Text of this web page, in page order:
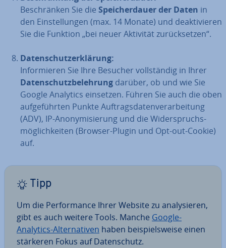
Be­schrän­ken Sie die Spei­cher­dau­erder Daten in
den Ein­stel­lun­gen (max. 14 Monate) und de­ak­ti­vie­ren
Sie die Funktion „bei neuer Aktivität zu­rück­set­zen“.
Da­ten­schutz­er­klä­rung:
In­for­mie­ren Sie Ihre Besucher voll­stän­dig in Ihrer
Da­ten­schutz­be­leh­rung darüber, ob und wie Sie
Google Analytics einsetzen. Führen Sie auch die oben
auf­ge­führ­ten Punkte Auf­trags­da­ten­ver­ar­bei­tung
(ADV), IP-An­ony­mi­sie­rung und die Wi­der­spruchs­
mög­lich­kei­ten (Browser-Plugin und Opt-out-Cookie)
auf.
Tipp
Um die Per­for­mance Ihrer Website zu ana­ly­sie­ren,
gibt es auch weitere Tools. Manche Google-
Analytics-Al­ter­na­ti­ven haben bei­spiels­wei­se einen
stärkeren Fokus auf Da­ten­schutz.